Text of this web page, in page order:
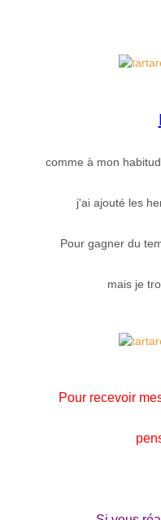
comme à mon
j'ai ajouté les
Pour gagner du
mais je
Pour recevoir